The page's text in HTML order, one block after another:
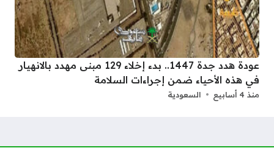
عودة هدد جدة 1447.. بدء إخلاء 129 مبنى مهدد بالانهيار
في هذه الأحياء ضمن إجراءات السلامة
منذ 4 أسابيع السعودية